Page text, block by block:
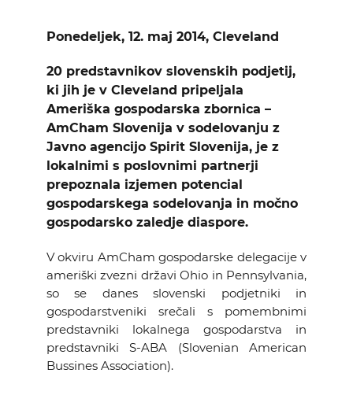
Ponedeljek, 12. maj 2014, Cleveland
20 predstavnikov slovenskih podjetij,
ki jih je v Cleveland pripeljala
Ameriška gospodarska zbornica –
AmCham Slovenija v sodelovanju z
Javno agencijo Spirit Slovenija, je z
lokalnimi s poslovnimi partnerji
prepoznala izjemen potencial
gospodarskega sodelovanja in močno
gospodarsko zaledje diaspore.
V okviru AmCham gospodarske delegacije v
ameriški zvezni državi Ohio in Pennsylvania,
so se danes slovenski podjetniki in
gospodarstveniki srečali s pomembnimi
predstavniki lokalnega gospodarstva in
predstavniki S-ABA (Slovenian American
Bussines Association).